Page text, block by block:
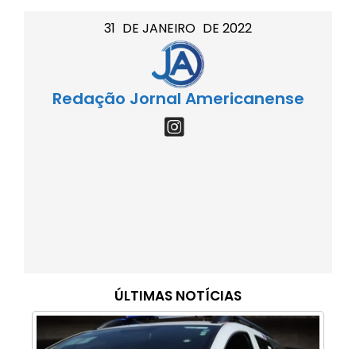
31 DE JANEIRO DE 2022
Redação Jornal Americanense
ÚLTIMAS NOTÍCIAS